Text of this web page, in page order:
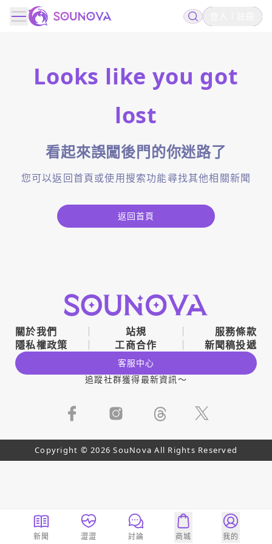
Looks like you got
lost
看起來誤闖後門的你迷路了
您可以返回首頁或使用搜索功能尋找其他相關新聞
返回首頁
關於我們 站規
服務條款
隱私權政策
工商合作 新聞稿投遞
客服中心
追蹤社群獲得最新資訊～
Copyright © 2026 SouNova All Rights Reserved
新聞 澀澀 討論 商城 我的